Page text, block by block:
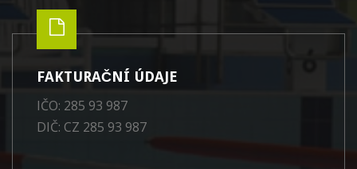
FAKTURAČNÍ ÚDAJE
IČO: 285 93 987
DIČ: CZ 285 93 987